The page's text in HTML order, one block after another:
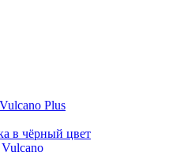
Plus
в чёрный цвет